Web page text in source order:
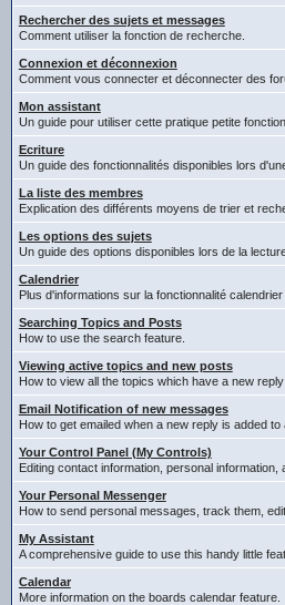
Rechercher des sujets et messages
Comment utiliser la fonction de recherche.
Connexion et déconnexion
Comment vous connecter et déconnecter des
Mon assistant
Un guide pour utiliser cette pratique petite
Ecriture
Un guide des fonctionnalités disponibles lors
La liste des membres
Explication des différents moyens de trier et
Les options des sujets
Un guide des options disponibles lors de la
Calendrier
Plus d'informations sur la fonctionnalité calendrier
Searching Topics and Posts
How to use the search feature.
Viewing active topics and new posts
How to view all the topics which have a new
Email Notification of new messages
How to get emailed when a new reply is added to
Your Control Panel (My Controls)
Editing contact information, personal
Your Personal Messenger
How to send personal messages, track them,
My Assistant
A comprehensive guide to use this handy little
Calendar
More information on the boards calendar feature.